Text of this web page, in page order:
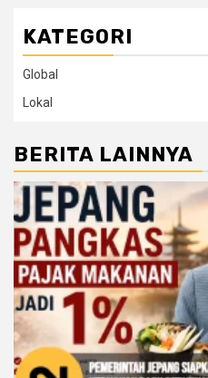
KATEGORI
Global
Lokal
BERITA LAINNYA